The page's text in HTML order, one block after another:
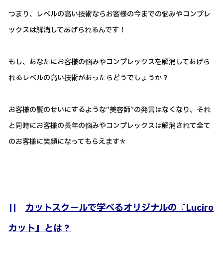
つまり、レベルの高い技術ならお客様の今までの悩みやコンプレ
ックスは解消してあげられるんです！
もし、あなたにお客様の悩みやコンプレックスを解消してあげら
れるレベルの高い技術があったらどうでしょうか？
お客様の髪のせいにするような”美容師”の発言はなくなり、それ
と同時にお客様の長年の悩みやコンプレックスは解消されて全て
のお客様に笑顔になってもらえます＊
|| カットスクールで学べるオリジナルの『Luciro
カット』とは？